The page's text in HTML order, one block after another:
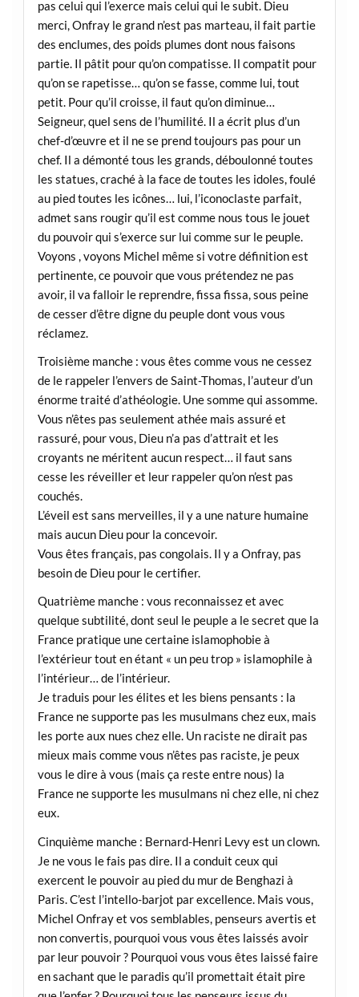
pas celui qui l’exerce mais celui qui le subit. Dieu
merci, Onfray le grand n’est pas marteau, il fait partie
des enclumes, des poids plumes dont nous faisons
partie. Il pâtit pour qu’on compatisse. Il compatit pour
qu’on se rapetisse… qu’on se fasse, comme lui, tout
petit. Pour qu’il croisse, il faut qu’on diminue…
Seigneur, quel sens de l’humilité. Il a écrit plus d’un
chef-d’œuvre et il ne se prend toujours pas pour un
chef. Il a démonté tous les grands, déboulonné toutes
les statues, craché à la face de toutes les idoles, foulé
au pied toutes les icônes… lui, l’iconoclaste parfait,
admet sans rougir qu’il est comme nous tous le jouet
du pouvoir qui s’exerce sur lui comme sur le peuple.
Voyons , voyons Michel même si votre définition est
pertinente, ce pouvoir que vous prétendez ne pas
avoir, il va falloir le reprendre, fissa fissa, sous peine
de cesser d’être digne du peuple dont vous vous
réclamez.
Troisième manche : vous êtes comme vous ne cessez
de le rappeler l’envers de Saint-Thomas, l’auteur d’un
énorme traité d’athéologie. Une somme qui assomme.
Vous n’êtes pas seulement athée mais assuré et
rassuré, pour vous, Dieu n’a pas d’attrait et les
croyants ne méritent aucun respect… il faut sans
cesse les réveiller et leur rappeler qu’on n’est pas
couchés.
L’éveil est sans merveilles, il y a une nature humaine
mais aucun Dieu pour la concevoir.
Vous êtes français, pas congolais. Il y a Onfray, pas
besoin de Dieu pour le certifier.
Quatrième manche : vous reconnaissez et avec
quelque subtilité, dont seul le peuple a le secret que la
France pratique une certaine islamophobie à
l’extérieur tout en étant « un peu trop » islamophile à
l’intérieur… de l’intérieur.
Je traduis pour les élites et les biens pensants : la
France ne supporte pas les musulmans chez eux, mais
les porte aux nues chez elle. Un raciste ne dirait pas
mieux mais comme vous n’êtes pas raciste, je peux
vous le dire à vous (mais ça reste entre nous) la
France ne supporte les musulmans ni chez elle, ni chez
eux.
Cinquième manche : Bernard-Henri Levy est un clown.
Je ne vous le fais pas dire. Il a conduit ceux qui
exercent le pouvoir au pied du mur de Benghazi à
Paris. C’est l’intello-barjot par excellence. Mais vous,
Michel Onfray et vos semblables, penseurs avertis et
non convertis, pourquoi vous vous êtes laissés avoir
par leur pouvoir ? Pourquoi vous vous êtes laissé faire
en sachant que le paradis qu’il promettait était pire